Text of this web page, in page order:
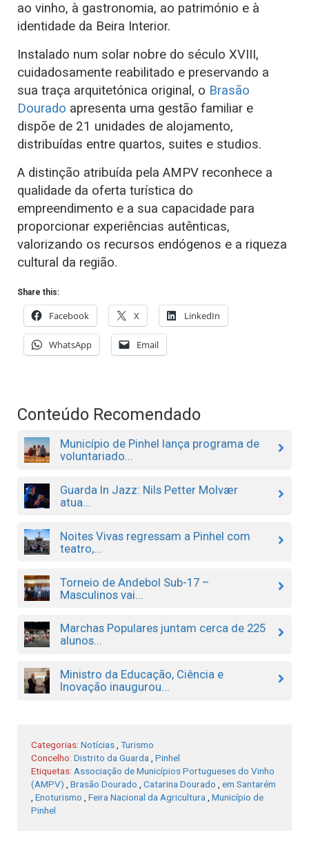
ao vinho, à gastronomia, ao património e à
identidade da Beira Interior.
Instalado num solar nobre do século XVIII,
cuidadosamente reabilitado e preservando a
sua traça arquitetónica original, o Brasão
Dourado apresenta uma gestão familiar e
dispõe de 21 unidades de alojamento,
distribuídas entre quartos, suites e studios.
A distinção atribuída pela AMPV reconhece a
qualidade da oferta turística do
empreendimento e a sua capacidade para
proporcionar experiências autênticas,
valorizando os recursos endógenos e a riqueza
cultural da região.
Share this:
Facebook X LinkedIn
WhatsApp Email
Conteúdo Recomendado
Município de Pinhel lança programa de
voluntariado...
Guarda In Jazz: Nils Petter Molvær
atua...
Noites Vivas regressam a Pinhel com
teatro,...
Torneio de Andebol Sub-17 –
Masculinos vai...
Marchas Populares juntam cerca de 225
alunos...
Ministro da Educação, Ciência e
Inovação inaugurou...
Categorias: Notícias Turismo
Concelho: Distrito da Guarda
Pinhel
Etiquetas: Associação de Municípios Portugueses do Vinho
(AMPV)
Brasão Dourado Catarina Dourado
em Santarém
Enoturismo Feira Nacional da Agricultura
Município de
Pinhel